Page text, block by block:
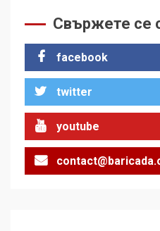
Свържете се
facebook
twitter
youtube